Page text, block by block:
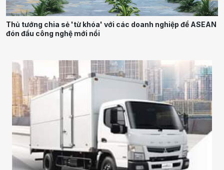
Thủ tướng chia sẻ 'từ khóa' với các doanh nghiệp để ASEAN
đón đầu công nghệ mới nổi